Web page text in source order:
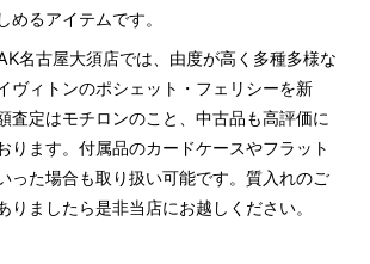
めるアイテムです。
名古屋大須店では、由度が高く多種多様な
ヴィトンのポシェット・フェリシーを新
査定はモチロンのこと、中古品も高評価に
ります。付属品のカードケースやフラット
った場合も取り扱い可能です。質入れのご
りましたら是非当店にお越しください。